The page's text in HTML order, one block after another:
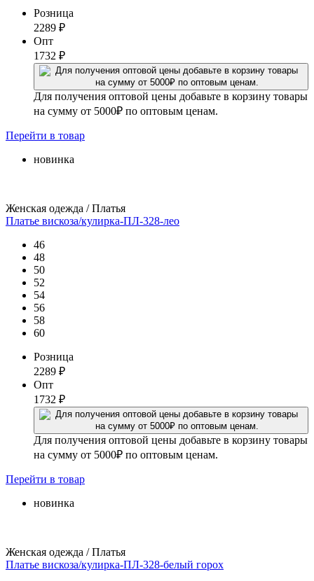
Розница
2289 ₽
Опт
1732 ₽
Для получения оптовой цены добавьте в корзину товары
на сумму от 5000₽ по оптовым ценам.
Перейти в товар
новинка
Женская одежда / Платья
Платье вискоза/кулирка-ПЛ-328-лео
46
48
50
52
54
56
58
60
Розница
2289 ₽
Опт
1732 ₽
Для получения оптовой цены добавьте в корзину товары
на сумму от 5000₽ по оптовым ценам.
Перейти в товар
новинка
Женская одежда / Платья
Платье вискоза/кулирка-ПЛ-328-белый горох